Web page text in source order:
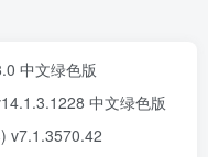
中文绿色版
中文绿色版
v7.1.3570.42